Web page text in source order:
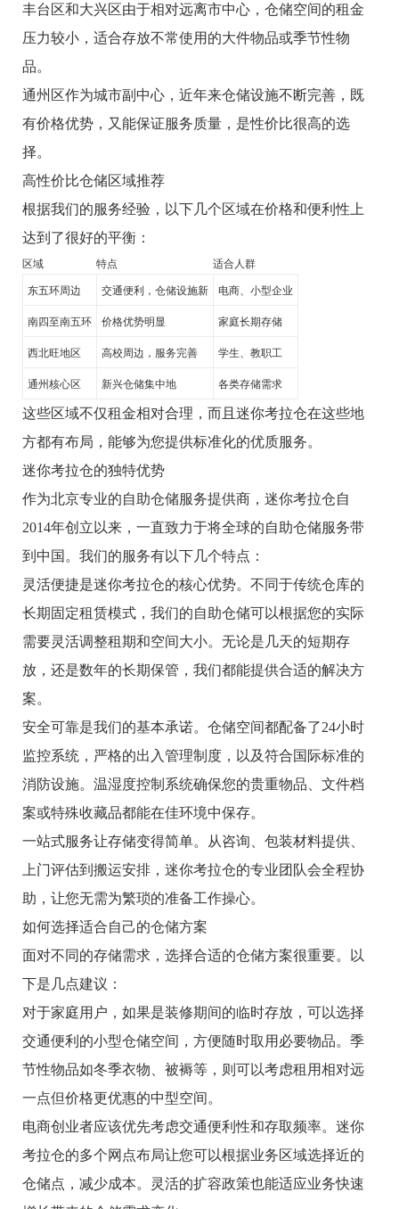
丰台区和大兴区由于相对远离市中心，仓储空间的租金
压力较小，适合存放不常使用的大件物品或季节性物
品。
通州区作为城市副中心，近年来仓储设施不断完善，既
有价格优势，又能保证服务质量，是性价比很高的选
择。
高性价比仓储区域推荐
根据我们的服务经验，以下几个区域在价格和便利性上
达到了很好的平衡：
区域
特点
适合人群
东五环周边
交通便利，仓储设施新 电商、小型企业
南四至南五环 价格优势明显 家庭长期存储
西北旺地区 高校周边，服务完善 学生、教职工
通州核心区 新兴仓储集中地
各类存储需求
这些区域不仅租金相对合理，而且迷你考拉仓在这些地
方都有布局，能够为您提供标准化的优质服务。
迷你考拉仓的独特优势
作为北京专业的自助仓储服务提供商，迷你考拉仓自
2014年创立以来，一直致力于将全球的自助仓储服务带
到中国。我们的服务有以下几个特点：
灵活便捷是迷你考拉仓的核心优势。不同于传统仓库的
长期固定租赁模式，我们的自助仓储可以根据您的实际
需要灵活调整租期和空间大小。无论是几天的短期存
放，还是数年的长期保管，我们都能提供合适的解决方
案。
安全可靠是我们的基本承诺。仓储空间都配备了24小时
监控系统，严格的出入管理制度，以及符合国际标准的
消防设施。温湿度控制系统确保您的贵重物品、文件档
案或特殊收藏品都能在佳环境中保存。
一站式服务让存储变得简单。从咨询、包装材料提供、
上门评估到搬运安排，迷你考拉仓的专业团队会全程协
助，让您无需为繁琐的准备工作操心。
如何选择适合自己的仓储方案
面对不同的存储需求，选择合适的仓储方案很重要。以
下是几点建议：
对于家庭用户，如果是装修期间的临时存放，可以选择
交通便利的小型仓储空间，方便随时取用必要物品。季
节性物品如冬季衣物、被褥等，则可以考虑租用相对远
一点但价格更优惠的中型空间。
电商创业者应该优先考虑交通便利性和存取频率。迷你
考拉仓的多个网点布局让您可以根据业务区域选择近的
仓储点，减少成本。灵活的扩容政策也能适应业务快速